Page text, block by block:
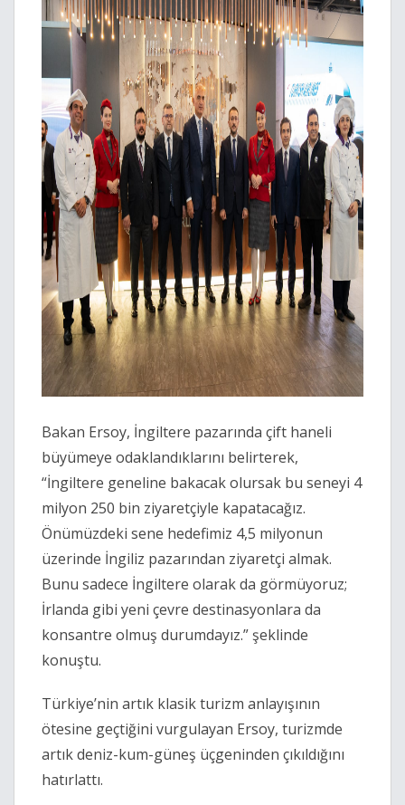
Bakan Ersoy, İngiltere pazarında çift haneli
büyümeye odaklandıklarını belirterek,
“İngiltere geneline bakacak olursak bu seneyi 4
milyon 250 bin ziyaretçiyle kapatacağız.
Önümüzdeki sene hedefimiz 4,5 milyonun
üzerinde İngiliz pazarından ziyaretçi almak.
Bunu sadece İngiltere olarak da görmüyoruz;
İrlanda gibi yeni çevre destinasyonlara da
konsantre olmuş durumdayız.” şeklinde
konuştu.
Türkiye’nin artık klasik turizm anlayışının
ötesine geçtiğini vurgulayan Ersoy, turizmde
artık deniz-kum-güneş üçgeninden çıkıldığını
hatırlattı.